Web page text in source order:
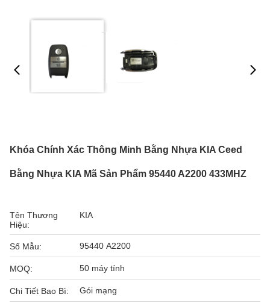
Khóa Chính Xác Thông Minh Bằng Nhựa KIA Ceed
Bằng Nhựa KIA Mã Sản Phẩm 95440 A2200 433MHZ
Tên Thương
Hiệu:
KIA
Số Mẫu: 95440 A2200
MOQ: 50 máy tính
Chi Tiết Bao Bì: Gói mạng